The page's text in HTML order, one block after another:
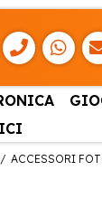
ACCESSORI